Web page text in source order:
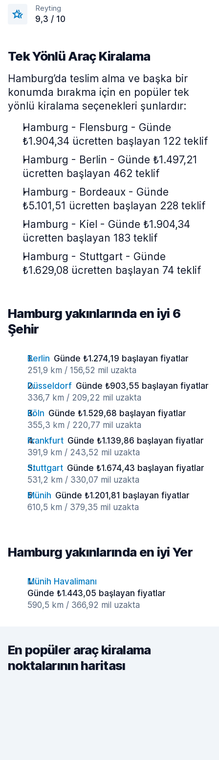
Reyting
9,3 / 10
Tek Yönlü Araç Kiralama
Hamburg’da teslim alma ve başka bir
konumda bırakma için en popüler tek
yönlü kiralama seçenekleri şunlardır:
Hamburg - Flensburg - Günde
₺1.904,34 ücretten başlayan 122 teklif
Hamburg - Berlin - Günde ₺1.497,21
ücretten başlayan 462 teklif
Hamburg - Bordeaux - Günde
₺5.101,51 ücretten başlayan 228 teklif
Hamburg - Kiel - Günde ₺1.904,34
ücretten başlayan 183 teklif
Hamburg - Stuttgart - Günde
₺1.629,08 ücretten başlayan 74 teklif
Hamburg yakınlarında en iyi 6
Şehir
Berlin Günde ₺1.274,19 başlayan fiyatlar
251,9 km / 156,52 mil uzakta
Düsseldorf Günde ₺903,55 başlayan fiyatlar
336,7 km / 209,22 mil uzakta
Köln Günde ₺1.529,68 başlayan fiyatlar
355,3 km / 220,77 mil uzakta
Frankfurt Günde ₺1.139,86 başlayan fiyatlar
391,9 km / 243,52 mil uzakta
Stuttgart Günde ₺1.674,43 başlayan fiyatlar
531,2 km / 330,07 mil uzakta
Münih Günde ₺1.201,81 başlayan fiyatlar
610,5 km / 379,35 mil uzakta
Hamburg yakınlarında en iyi Yer
Münih Havalimanı
Günde ₺1.443,05 başlayan fiyatlar
590,5 km / 366,92 mil uzakta
En popüler araç kiralama
noktalarının haritası